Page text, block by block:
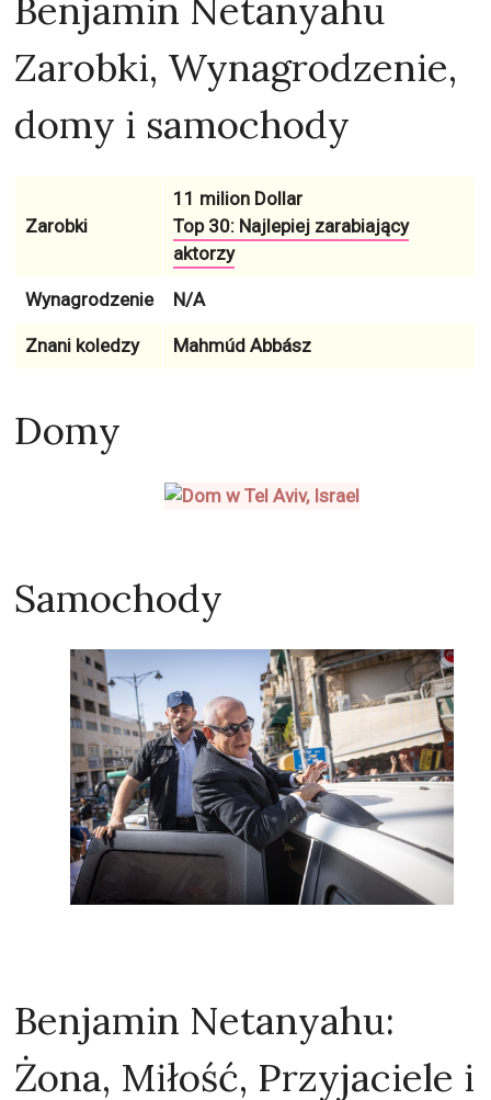
Benjamin Netanyahu
Zarobki, Wynagrodzenie,
domy i samochody
Zarobki
11 milion Dollar
Top 30: Najlepiej zarabiający
aktorzy
Wynagrodzenie N/A
Znani koledzy Mahmúd Abbász
Domy
Samochody
Benjamin Netanyahu:
Żona, Miłość, Przyjaciele i